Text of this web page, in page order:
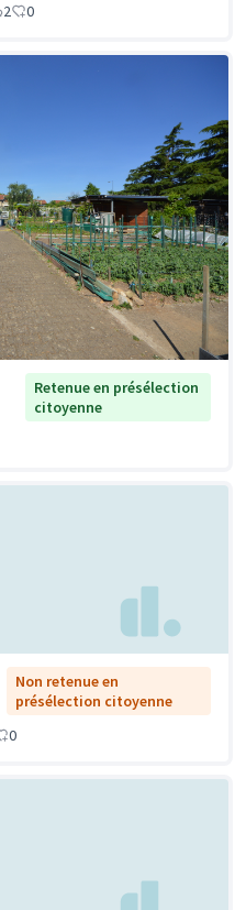
2 0
Retenue en présélection
citoyenne
Non retenue en
présélection citoyenne
0